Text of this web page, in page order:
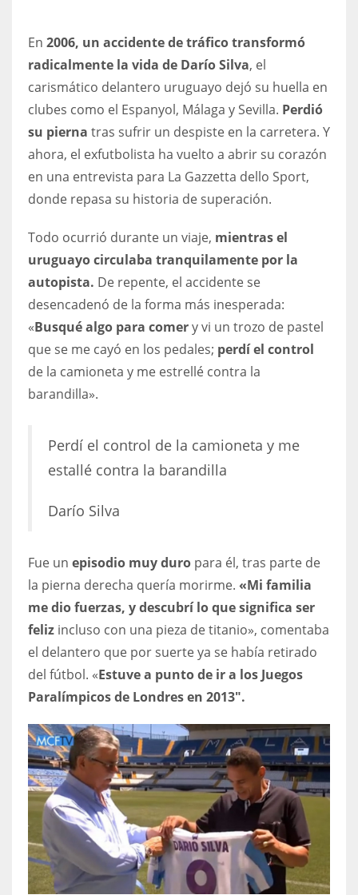
ATL
24
DEN
24
PIT
20
OAK
24
MIA
17
WSH
26
En 2006, un accidente de tráfico transformó
radicalmente la vida de Darío Silva, el
carismático delantero uruguayo dejó su huella en
clubes como el Espanyol, Málaga y Sevilla. Perdió
su pierna tras sufrir un despiste en la carretera. Y
ahora, el exfutbolista ha vuelto a abrir su corazón
en una entrevista para La Gazzetta dello Sport,
donde repasa su historia de superación.
Todo ocurrió durante un viaje, mientras el
uruguayo circulaba tranquilamente por la
autopista. De repente, el accidente se
desencadenó de la forma más inesperada:
«Busqué algo para comery vi un trozo de pastel
que se me cayó en los pedales; perdí el control
de la camioneta y me estrellé contra la
barandilla».
Perdí el control de la camioneta y me
estallé contra la barandilla
Darío Silva
Fue un episodio muy duro para él, tras parte de
la pierna derecha quería morirme. «Mi familia
me dio fuerzas, y descubrí lo que significa ser
feliz incluso con una pieza de titanio», comentaba
el delantero que por suerte ya se había retirado
del fútbol. «Estuve a punto de ir a los Juegos
Paralímpicos de Londres en 2013″.